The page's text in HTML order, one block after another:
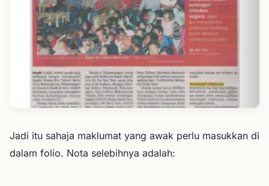
Jadi itu sahaja maklumat yang awak perlu masukkan di
dalam folio. Nota selebihnya adalah: